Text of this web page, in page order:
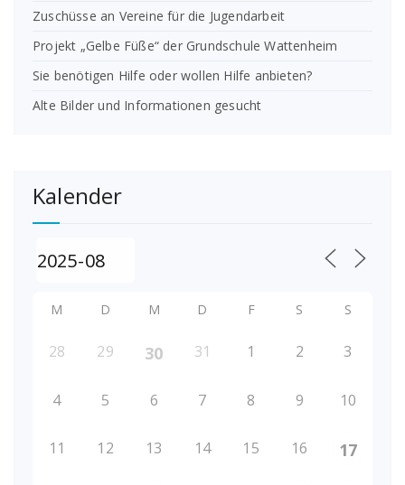
Zuschüsse an Vereine für die Jugendarbeit
Projekt „Gelbe Füße“ der Grundschule Wattenheim
Sie benötigen Hilfe oder wollen Hilfe anbieten?
Alte Bilder und Informationen gesucht
Kalender
M D M D F S S
28 29 30 31 1 2 3
4 5 6 7 8 9 10
11 12 13 14 15 16 17